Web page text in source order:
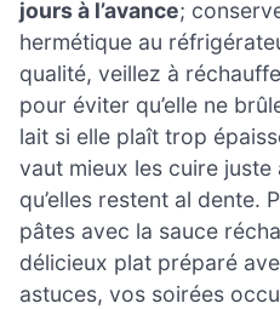
jours à l’avance;
hermétique au
qualité, veillez à
pour éviter qu’elle ne
lait si elle plaît trop
vaut mieux les cuire
qu’elles restent al dente.
pâtes avec la sauce
délicieux plat préparé
astuces, vos soirées